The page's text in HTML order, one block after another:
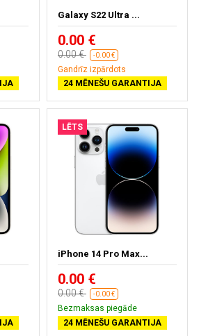
Galaxy S22 Ultra ...
0.00 €
0.00 € -0.00 €
Gandrīz izpārdots
24 MĒNEŠU GARANTIJA
LĒTS
iPhone 14 Pro Max...
0.00 €
0.00 € -0.00 €
Bezmaksas piegāde
24 MĒNEŠU GARANTIJA